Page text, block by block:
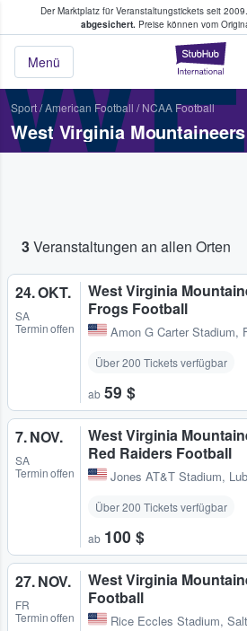
Der Marktplatz für Veranstaltungstickets seit 2009.
abgesichert.Preise können vom
Menü
Tickets kaufen &
Sport/American Football / NCAA Football
West Virginia
3Veranstaltungen an allen Orten
24. OKT.
SA
Termin offen
West Virginia
Frogs Football
Amon G Carter Stadium,
Über 200 Tickets verfügbar
ab 59 $
7. NOV.
SA
Termin offen
West Virginia
Red Raiders Football
Jones AT&T Stadium,
Über 200 Tickets verfügbar
ab 100 $
27. NOV.
FR
Termin offen
West Virginia
Football
Rice Eccles Stadium,